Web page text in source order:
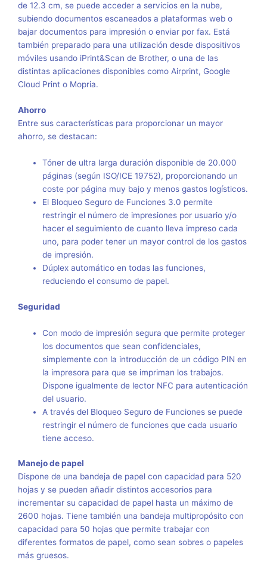
de 12.3 cm, se puede acceder a servicios en la nube,
subiendo documentos escaneados a plataformas web o
bajar documentos para impresión o enviar por fax. Está
también preparado para una utilización desde dispositivos
móviles usando iPrint&Scan de Brother, o una de las
distintas aplicaciones disponibles como Airprint, Google
Cloud Print o Mopria.
Ahorro
Entre sus características para proporcionar un mayor
ahorro, se destacan:
Tóner de ultra larga duración disponible de 20.000
páginas (según ISO/ICE 19752), proporcionando un
coste por página muy bajo y menos gastos logísticos.
El Bloqueo Seguro de Funciones 3.0 permite
restringir el número de impresiones por usuario y/o
hacer el seguimiento de cuanto lleva impreso cada
uno, para poder tener un mayor control de los gastos
de impresión.
Dúplex automático en todas las funciones,
reduciendo el consumo de papel.
Seguridad
Con modo de impresión segura que permite proteger
los documentos que sean confidenciales,
simplemente con la introducción de un código PIN en
la impresora para que se impriman los trabajos.
Dispone igualmente de lector NFC para autenticación
del usuario.
A través del Bloqueo Seguro de Funciones se puede
restringir el número de funciones que cada usuario
tiene acceso.
Manejo de papel
Dispone de una bandeja de papel con capacidad para 520
hojas y se pueden añadir distintos accesorios para
incrementar su capacidad de papel hasta un máximo de
2600 hojas. Tiene también una bandeja multipropósito con
capacidad para 50 hojas que permite trabajar con
diferentes formatos de papel, como sean sobres o papeles
más gruesos.